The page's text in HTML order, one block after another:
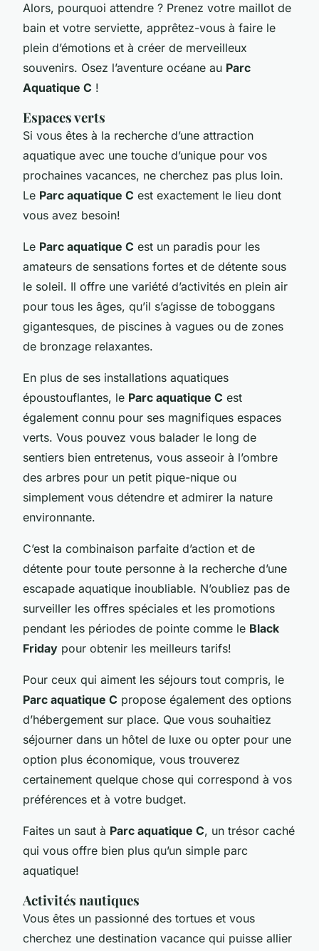
Alors, pourquoi attendre ? Prenez votre maillot de
bain et votre serviette, apprêtez-vous à faire le
plein d’émotions et à créer de merveilleux
souvenirs. Osez l’aventure océane au Parc
Aquatique C !
Espaces verts
Si vous êtes à la recherche d’une attraction
aquatique avec une touche d’unique pour vos
prochaines vacances, ne cherchez pas plus loin.
Le Parc aquatique C est exactement le lieu dont
vous avez besoin!
Le Parc aquatique C est un paradis pour les
amateurs de sensations fortes et de détente sous
le soleil. Il offre une variété d’activités en plein air
pour tous les âges, qu’il s’agisse de toboggans
gigantesques, de piscines à vagues ou de zones
de bronzage relaxantes.
En plus de ses installations aquatiques
époustouflantes, le Parc aquatique C est
également connu pour ses magnifiques espaces
verts. Vous pouvez vous balader le long de
sentiers bien entretenus, vous asseoir à l’ombre
des arbres pour un petit pique-nique ou
simplement vous détendre et admirer la nature
environnante.
C’est la combinaison parfaite d’action et de
détente pour toute personne à la recherche d’une
escapade aquatique inoubliable. N’oubliez pas de
surveiller les offres spéciales et les promotions
pendant les périodes de pointe comme le Black
Friday pour obtenir les meilleurs tarifs!
Pour ceux qui aiment les séjours tout compris, le
Parc aquatique C propose également des options
d’hébergement sur place. Que vous souhaitiez
séjourner dans un hôtel de luxe ou opter pour une
option plus économique, vous trouverez
certainement quelque chose qui correspond à vos
préférences et à votre budget.
Faites un saut à Parc aquatique C, un trésor caché
qui vous offre bien plus qu’un simple parc
aquatique!
Activités nautiques
Vous êtes un passionné des tortues et vous
cherchez une destination vacance qui puisse allier